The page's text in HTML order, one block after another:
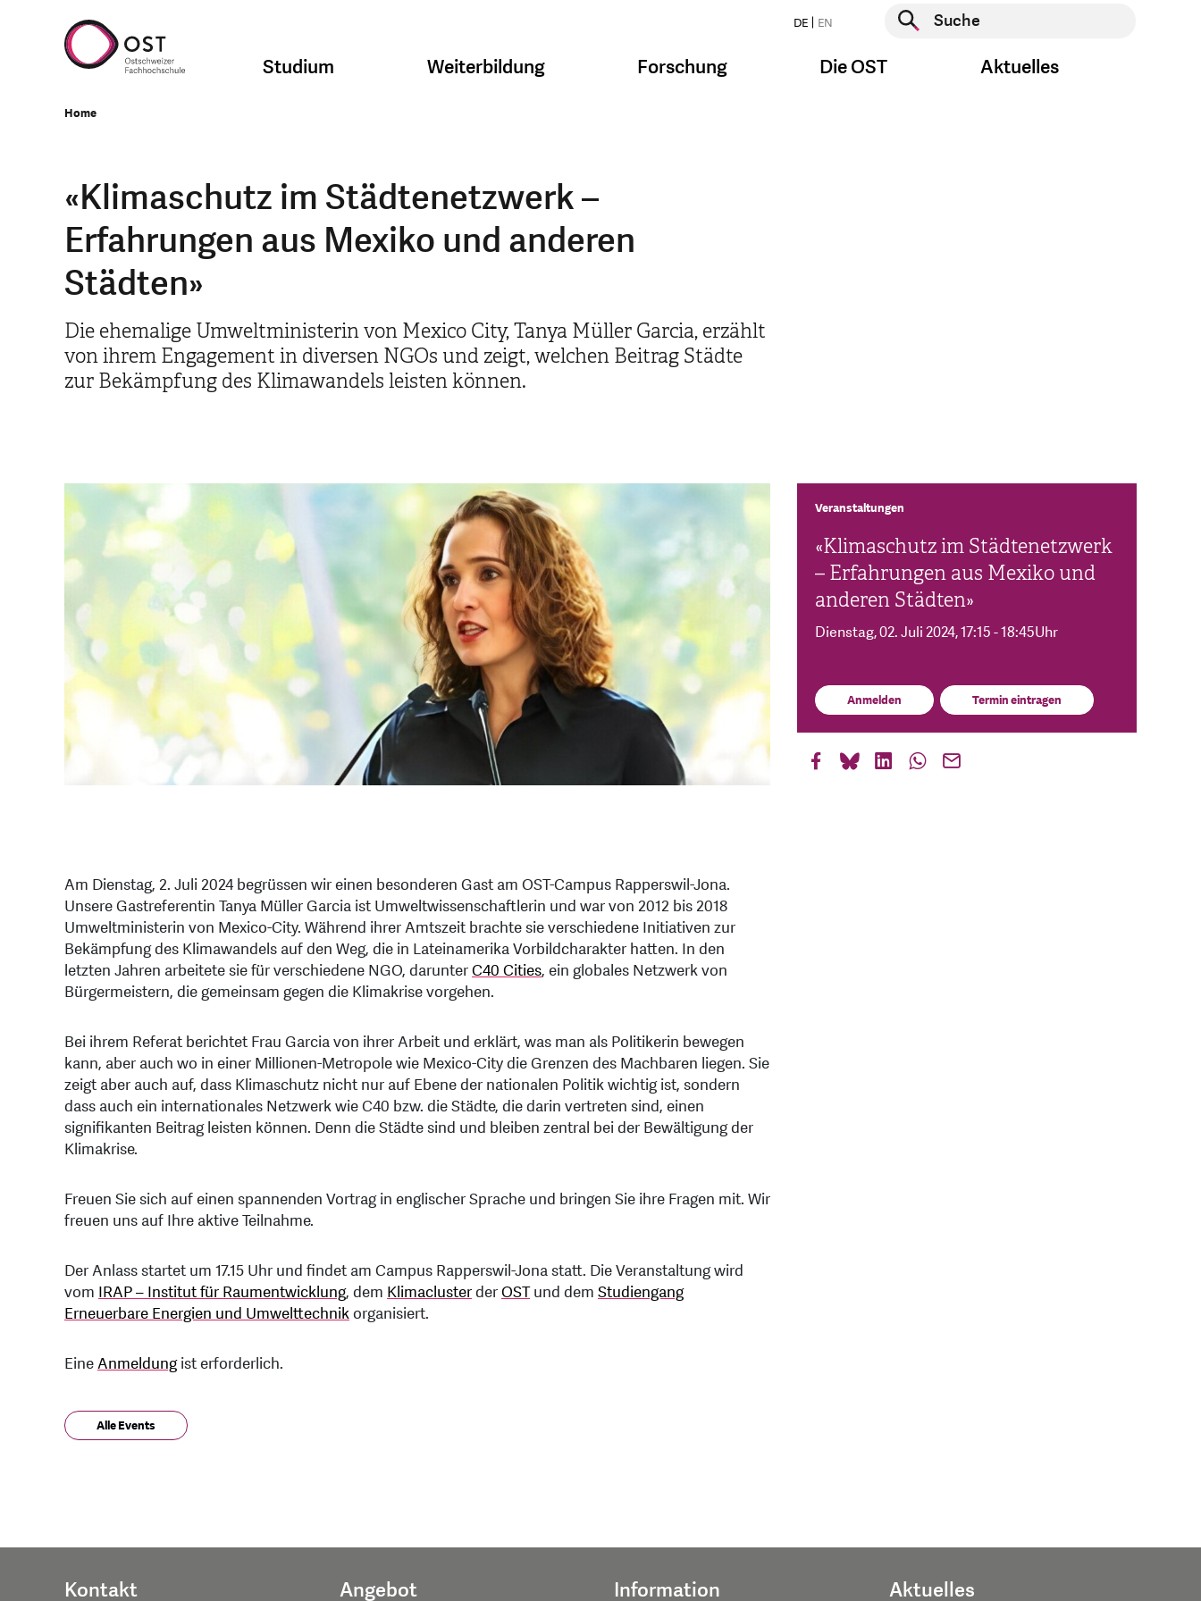
DE EN
Suche starten
Studium Weiterbildung Forschung Die OST Aktuelles
Home
«Klimaschutz im Städtenetzwerk –
Erfahrungen aus Mexiko und anderen
Städten»
Die ehemalige Umweltministerin von Mexico City, Tanya Müller Garcia, erzählt
von ihrem Engagement in diversen NGOs und zeigt, welchen Beitrag Städte
zur Bekämpfung des Klimawandels leisten können.
Am Dienstag, 2. Juli 2024 begrüssen wir einen besonderen Gast am OST-Campus Rapperswil-Jona.
Unsere Gastreferentin Tanya Müller Garcia ist Umweltwissenschaftlerin und war von 2012 bis 2018
Umweltministerin von Mexico-City. Während ihrer Amtszeit brachte sie verschiedene Initiativen zur
Bekämpfung des Klimawandels auf den Weg, die in Lateinamerika Vorbildcharakter hatten. In den
letzten Jahren arbeitete sie für verschiedene NGO, darunterC40 Cities, ein globales Netzwerk von
Bürgermeistern, die gemeinsam gegen die Klimakrise vorgehen.
Bei ihrem Referat berichtet Frau Garcia von ihrer Arbeit und erklärt, was man als Politikerin bewegen
kann, aber auch wo in einer Millionen-Metropole wie Mexico-City die Grenzen des Machbaren liegen. Sie
zeigt aber auch auf, dass Klimaschutz nicht nur auf Ebene der nationalen Politik wichtig ist, sondern
dass auch ein internationales Netzwerk wie C40 bzw. die Städte, die darin vertreten sind, einen
signifikanten Beitrag leisten können. Denn die Städte sind und bleiben zentral bei der Bewältigung der
Klimakrise.
Freuen Sie sich auf einen spannenden Vortrag in englischer Sprache und bringen Sie ihre Fragen mit. Wir
freuen uns auf Ihre aktive Teilnahme.
Der Anlass startet um 17.15 Uhr und findet am Campus Rapperswil-Jona statt. Die Veranstaltung wird
vom IRAP – Institut für Raumentwicklung, dem KlimaclusterderOSTund dem Studiengang
Erneuerbare Energien und Umwelttechnikorganisiert.
EineAnmeldungist erforderlich.
Alle Events
Veranstaltungen
«Klimaschutz im Städtenetzwerk
– Erfahrungen aus Mexiko und
anderen Städten»
Dienstag, 02. Juli 2024, 17:15 - 18:45Uhr
Anmelden Termin eintragen
Kontakt Angebot Information Aktuelles